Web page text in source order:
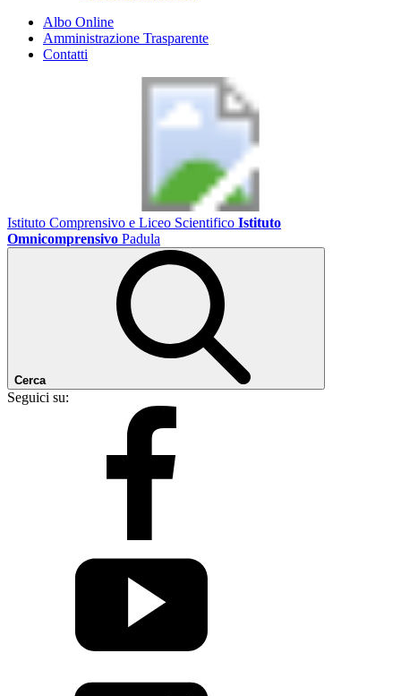
Albo Online
Amministrazione Trasparente
Contatti
Istituto Comprensivo e Liceo Scientifico Istituto
Omnicomprensivo Padula
Cerca
Seguici su: